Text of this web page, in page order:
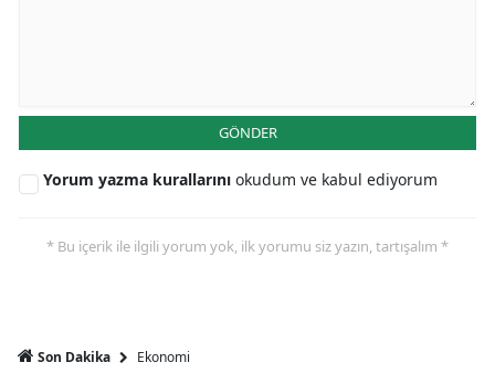
GÖNDER
Yorum yazma kurallarını okudum ve kabul ediyorum
* Bu içerik ile ilgili yorum yok, ilk yorumu siz yazın, tartışalım *
Son Dakika Ekonomi